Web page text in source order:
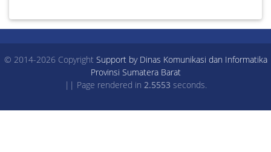
© 2014-2026 Copyright Support by Dinas Komunikasi dan Informatika
Provinsi Sumatera Barat
|| Page rendered in 2.5553 seconds.